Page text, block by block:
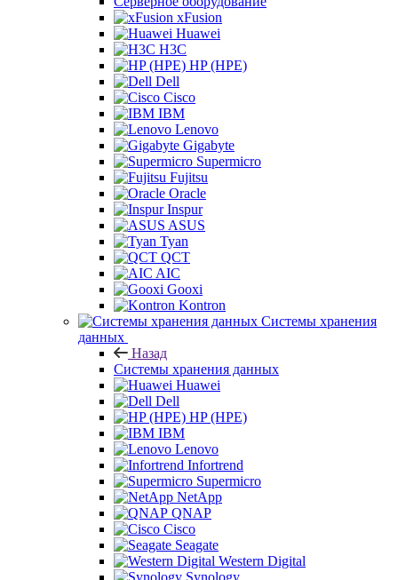
xFusion
Huawei
H3C
HP (HPE)
Dell
Cisco
IBM
Lenovo
Gigabyte
Supermicro
Fujitsu
Oracle
Inspur
ASUS
Tyan
QCT
AIC
Gooxi
Kontron
Системы хранения
данных
Назад
Системы хранения данных
Huawei
Dell
HP (HPE)
IBM
Lenovo
Infortrend
Supermicro
NetApp
QNAP
Cisco
Seagate
Western Digital
Synology